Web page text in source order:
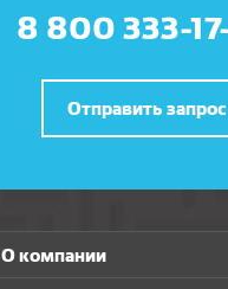
8 800 333-
Отправить запрос
О компании